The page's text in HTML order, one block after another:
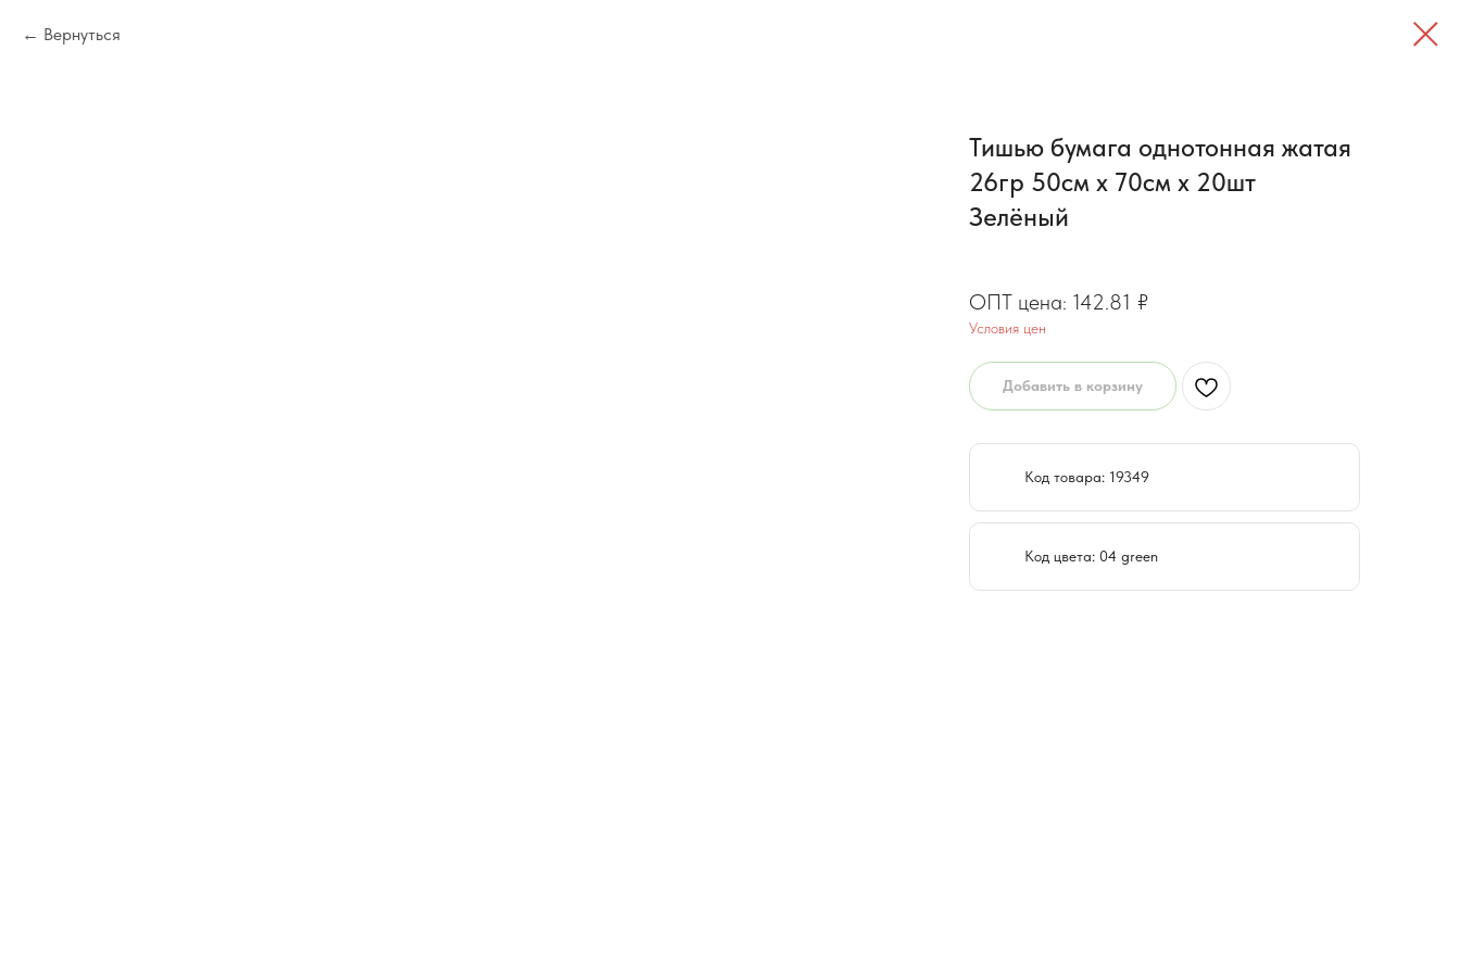
Вернуться
Тишью бумага однотонная жатая
26гр 50см х 70см х 20шт
Зелёный
142.81 ₽
Условия цен
Добавить в корзину
Код товара: 19349
Код цвета: 04 green